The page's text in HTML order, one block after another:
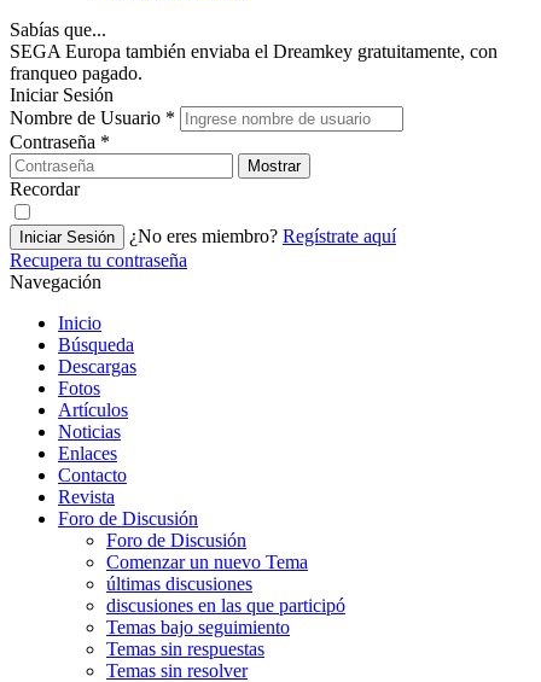
Sabías que...
SEGA Europa también enviaba el Dreamkey gratuitamente, con
franqueo pagado.
Iniciar Sesión
Nombre de Usuario *
Contraseña *
Mostrar
Recordar
Iniciar Sesión ¿No eres miembro? Regístrate aquí
Recupera tu contraseña
Navegación
Inicio
Búsqueda
Descargas
Fotos
Artículos
Noticias
Enlaces
Contacto
Revista
Foro de Discusión
Foro de Discusión
Comenzar un nuevo Tema
últimas discusiones
discusiones en las que participó
Temas bajo seguimiento
Temas sin respuestas
Temas sin resolver